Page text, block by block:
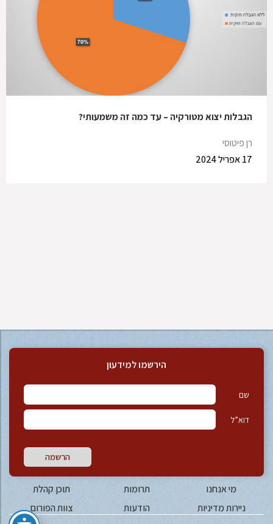
הגבלות יצוא מטורקיה – עד כמה זה משמעותי?
רן פיטוסי
17 אפריל 2024
הירשמו למידעון
שם
דוא”ל
הרשמה
מי אנחנו תרומות
תוכן קהלת
ניירות מדיניות
הודעות צוות הפורום